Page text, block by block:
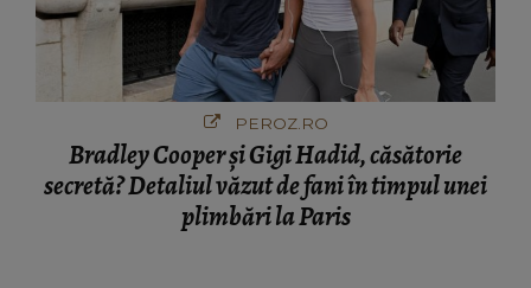
PEROZ.RO
Bradley Cooper și Gigi Hadid, căsătorie
secretă? Detaliul văzut de fani în timpul unei
plimbări la Paris